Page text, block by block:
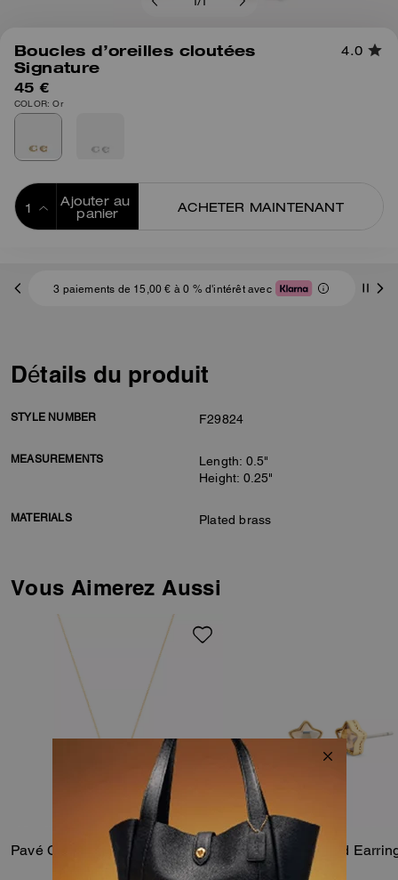
/
Boucles d’oreilles cloutées
Signature
4.0
45 €
COLOR: Or
Ajouter au
panier
ACHETER MAINTENANT
3 paiements de 15,00 € à 0 % d'intérêt avec
Détails du produit
STYLE NUMBER F29824
MEASUREMENTS
Length: 0.5"
Height: 0.25"
MATERIALS Plated brass
Vous Aimerez Aussi
Pavé C Necklace Signature Star Stud